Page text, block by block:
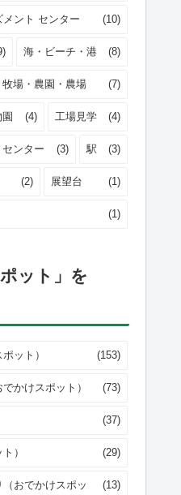
ント センター (10)
海・ビーチ・港 (8)
牧場・農園・農場 (7)
(4) 工場見学 (4)
ンター (3) 駅 (3)
(2) 展望台 (1)
(1)
ット」を
ット） (153)
かけスポット） (73)
(37)
） (29)
おでかけスポッ
(13)